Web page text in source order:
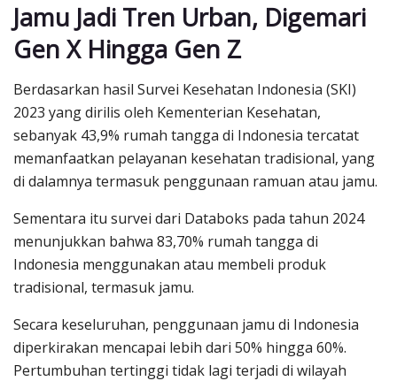
Jamu Jadi Tren Urban, Digemari
Gen X Hingga Gen Z
Berdasarkan hasil Survei Kesehatan Indonesia (SKI)
2023 yang dirilis oleh Kementerian Kesehatan,
sebanyak 43,9% rumah tangga di Indonesia tercatat
memanfaatkan pelayanan kesehatan tradisional, yang
di dalamnya termasuk penggunaan ramuan atau jamu.
Sementara itu survei dari Databoks pada tahun 2024
menunjukkan bahwa 83,70% rumah tangga di
Indonesia menggunakan atau membeli produk
tradisional, termasuk jamu.
Secara keseluruhan, penggunaan jamu di Indonesia
diperkirakan mencapai lebih dari 50% hingga 60%.
Pertumbuhan tertinggi tidak lagi terjadi di wilayah